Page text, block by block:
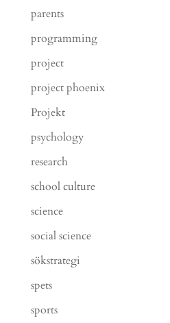
parents
programming
project
project phoenix
Projekt
psychology
research
school culture
science
social science
sökstrategi
spets
sports